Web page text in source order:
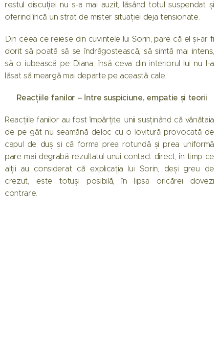
restul discuției nu s-a mai auzit, lăsând totul suspendat și
oferind încă un strat de mister situației deja tensionate.
Din ceea ce reiese din cuvintele lui Sorin, pare că el și-ar fi
dorit să poată să se îndrăgostească, să simtă mai intens,
să o iubească pe Diana, însă ceva din interiorul lui nu l-a
lăsat să meargă mai departe pe această cale.
Reacțiile fanilor – între suspiciune, empatie și teorii
Reacțiile fanilor au fost împărțite, unii susținând că vânătaia
de pe gât nu seamănă deloc cu o lovitură provocată de
capul de duș și că forma prea rotundă și prea uniformă
pare mai degrabă rezultatul unui contact direct, în timp ce
alții au considerat că explicația lui Sorin, deși greu de
crezut, este totuși posibilă, în lipsa oricărei dovezi
contrare.